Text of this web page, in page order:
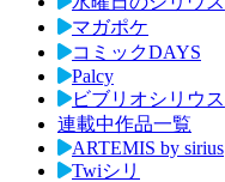
マガポケ
コミックDAYS
Palcy
ビブリオシリウス
連載中作品一覧
ARTEMIS by sirius
Twiシリ